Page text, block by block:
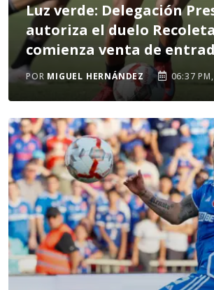
Luz verde: Delegación
autoriza el duelo
comienza venta de
POR MIGUEL HERNÁNDEZ 06:37